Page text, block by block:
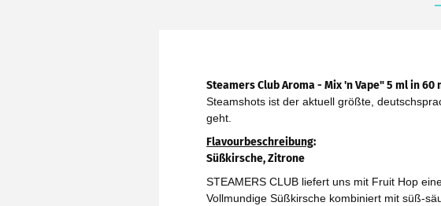
Steamers ClubAroma - Mix 'n Vape" 5 ml in 60
Steamshots ist der aktuell größte,
geht.
Flavourbeschreibung:
Süßkirsche, Zitrone
STEAMERS CLUB liefert uns mit Fruit Hop
Vollmundige Süßkirsche kombiniert mit süß-